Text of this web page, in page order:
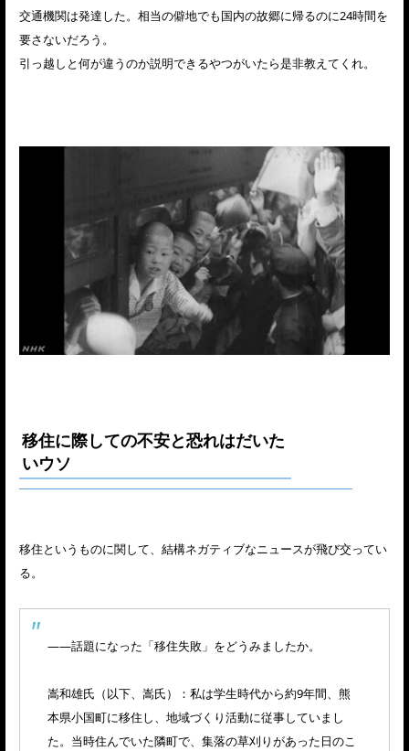
交通機関は発達した。相当の僻地でも国内の故郷に帰るのに24時間を
要さないだろう。
引っ越しと何が違うのか説明できるやつがいたら是非教えてくれ。
移住に際しての不安と恐れはだいた
いウソ
移住というものに関して、結構ネガティブなニュースが飛び交ってい
る。
――話題になった「移住失敗」をどうみましたか。
嵩和雄氏（以下、嵩氏）：私は学生時代から約9年間、熊
本県小国町に移住し、地域づくり活動に従事していまし
た。当時住んでいた隣町で、集落の草刈りがあった日のこ